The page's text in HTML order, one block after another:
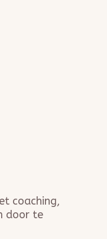
coaching,
door te